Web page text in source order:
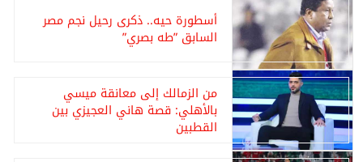
أسطورة حيه.. ذكرى رحيل نجم مصر
السابق ”طه بصري”
من الزمالك إلى معانقة ميسي
بالأهلي: قصة هاني العجيزي بين
القطبين